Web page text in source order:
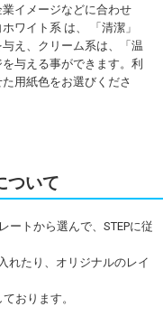
イメージなどに合わせ
ワイト系 は、 「清潔」
え、クリーム系は、「温
与える事ができます。利
用紙色をお選びくださ
ついて
ートから選んで、STEPに従
れたり、オリジナルのレイ
おります。